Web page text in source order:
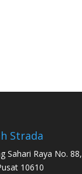
Strada
Sahari Raya No. 88,
10610